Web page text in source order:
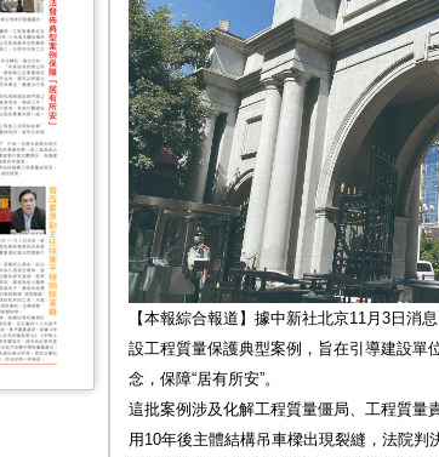
【本報綜合報道】據中新社北京11月3日消
設工程質量保護典型案例，旨在引導建設單
念，保障“居有所安”。
這批案例涉及化解工程質量僵局、工程質量
用10年後主體結構吊車樑出現裂縫，法院判